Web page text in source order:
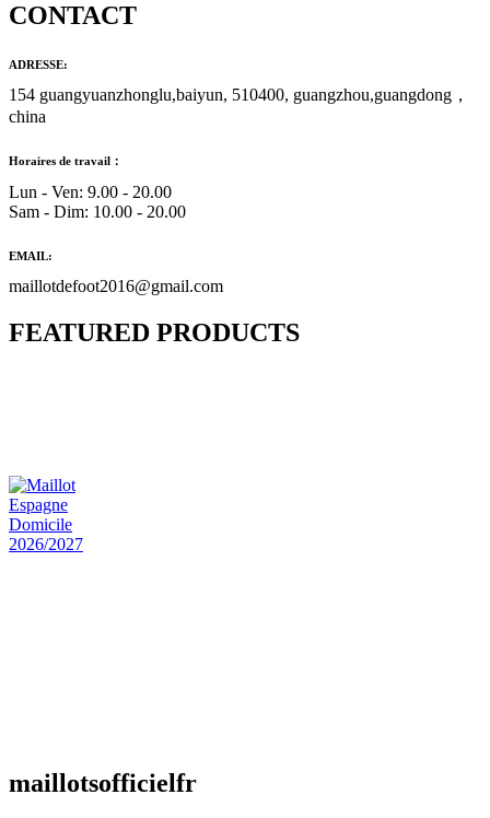
CONTACT
ADRESSE:
154 guangyuanzhonglu,baiyun, 510400, guangzhou,guangdong，
china
Horaires de travail：
Lun - Ven: 9.00 - 20.00
Sam - Dim: 10.00 - 20.00
EMAIL:
maillotdefoot2016@gmail.com
FEATURED PRODUCTS
maillotsofficielfr